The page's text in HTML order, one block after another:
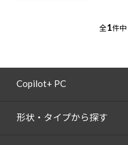
全1件中
Copilot+ PC
形状・タイプから探す